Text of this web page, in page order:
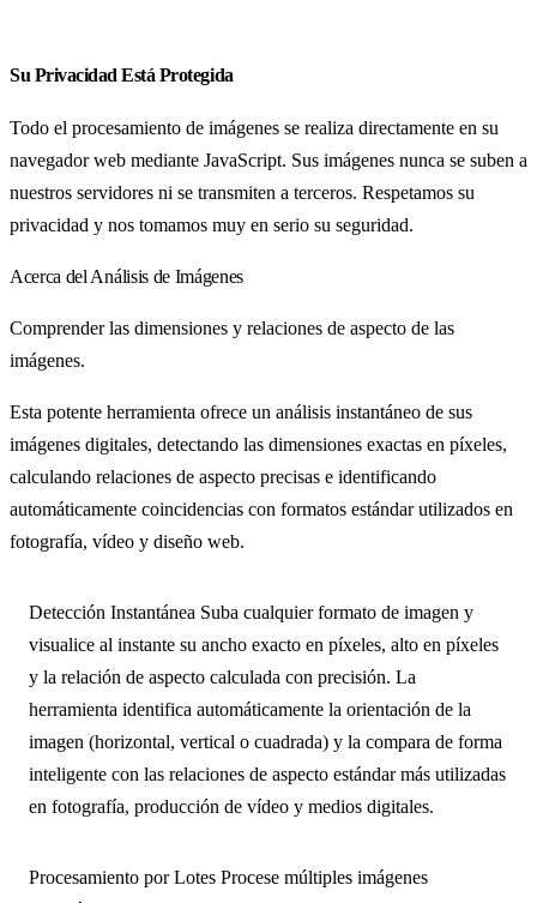
Su Privacidad Está Protegida
Todo el procesamiento de imágenes se realiza directamente en su
navegador web mediante JavaScript. Sus imágenes nunca se suben a
nuestros servidores ni se transmiten a terceros. Respetamos su
privacidad y nos tomamos muy en serio su seguridad.
Acerca del Análisis de Imágenes
Comprender las dimensiones y relaciones de aspecto de las
imágenes.
Esta potente herramienta ofrece un análisis instantáneo de sus
imágenes digitales, detectando las dimensiones exactas en píxeles,
calculando relaciones de aspecto precisas e identificando
automáticamente coincidencias con formatos estándar utilizados en
fotografía, vídeo y diseño web.
Detección Instantánea Suba cualquier formato de imagen y
visualice al instante su ancho exacto en píxeles, alto en píxeles
y la relación de aspecto calculada con precisión. La
herramienta identifica automáticamente la orientación de la
imagen (horizontal, vertical o cuadrada) y la compara de forma
inteligente con las relaciones de aspecto estándar más utilizadas
en fotografía, producción de vídeo y medios digitales.
Procesamiento por Lotes Procese múltiples imágenes